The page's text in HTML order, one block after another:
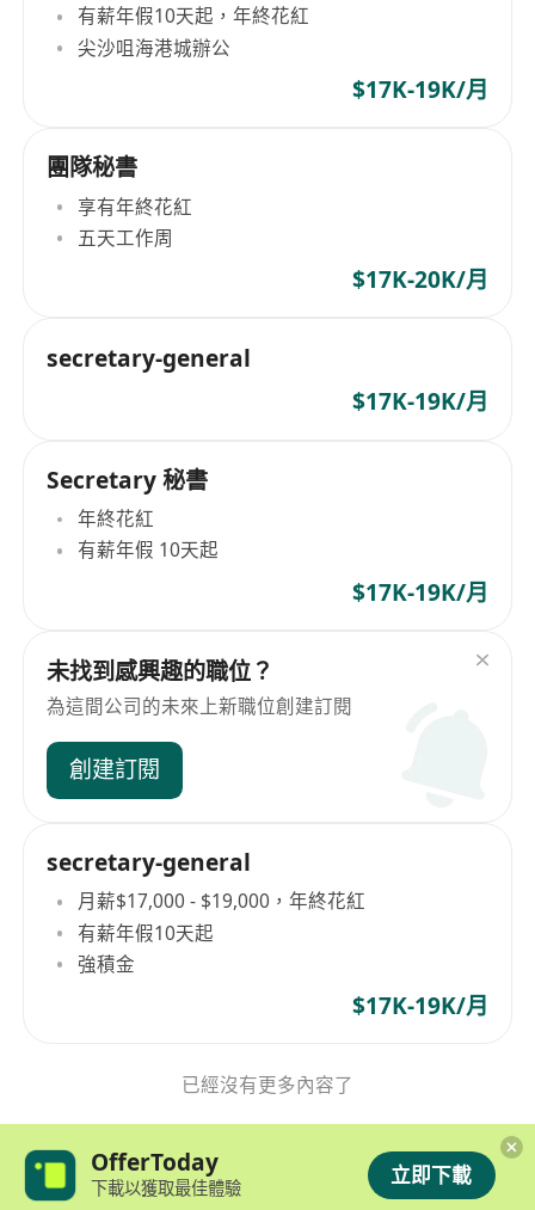
有薪年假10天起，年終花紅
尖沙咀海港城辦公
$17K-19K/月
團隊秘書
享有年終花紅
五天工作周
$17K-20K/月
secretary-general
$17K-19K/月
Secretary 秘書
年終花紅
有薪年假 10天起
$17K-19K/月
未找到感興趣的職位？
為這間公司的未來上新職位創建訂閱
創建訂閱
secretary-general
月薪$17,000 - $19,000，年終花紅
有薪年假10天起
強積金
$17K-19K/月
已經沒有更多內容了
OfferToday
下載以獲取最佳體驗 立即下載